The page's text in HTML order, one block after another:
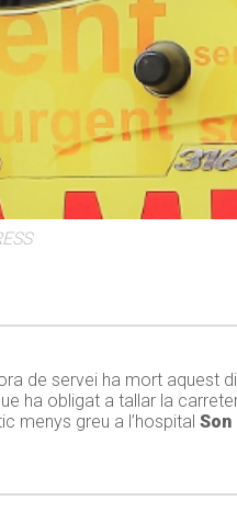
de servei ha mort aquest
ha obligat a tallar la
menys greu a l’hospital Son